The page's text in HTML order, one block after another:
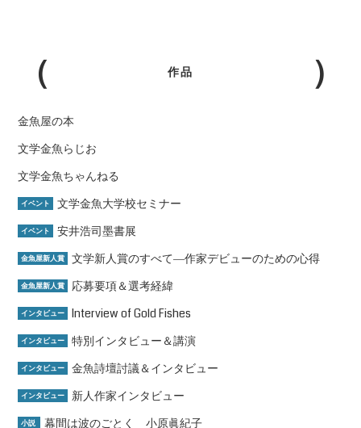
作品
金魚屋の本
文学金魚らじお
文学金魚ちゃんねる
イベント 文学金魚大学校セミナー
イベント 安井浩司墨書展
金魚屋新人賞 文学新人賞のすべて―作家デビューのための心得
金魚屋新人賞 応募要項＆選考経緯
インタビュー Interview of Gold Fishes
インタビュー 特別インタビュー＆講演
インタビュー 金魚詩壇討議＆インタビュー
インタビュー 新人作家インタビュー
小説 幕間は波のごとく 小原眞紀子